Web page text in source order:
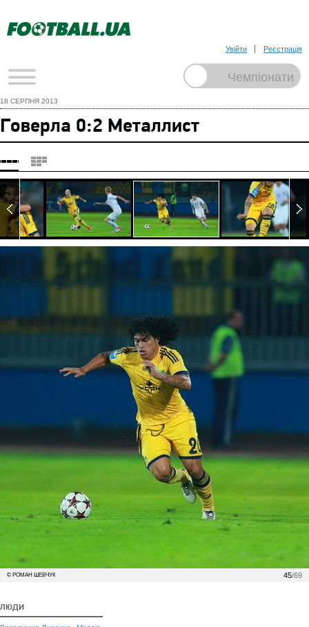
Увійти Реєстрація
18 СЕРПНЯ 2013
Говерла 0:2 Металлист
45/69
© РОМАН ШЕВЧУК
ЛЮДИ